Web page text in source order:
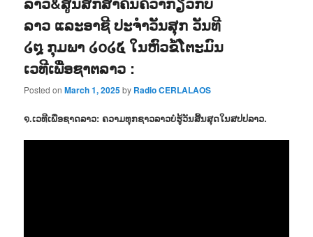
ລາວ ແລະອາຊີ ປະຈຳວັນສຸກ ວັນທີ
໒໘ ກຸມພາ ໒໐໒໕ ໃນຫົວຂໍ້ໂຕະມົນ
ເວທີເພື່ອຊາຕລາວ :
Posted onMarch 1, 2025by Radio CERLALAOS
໑.ເວທີເພື່ອຊາດລາວ: ຄວາມທຸກຊາວລາວບໍ່ຮູ້ວັນສີ້ນສຸດໃນສປປລາວ.